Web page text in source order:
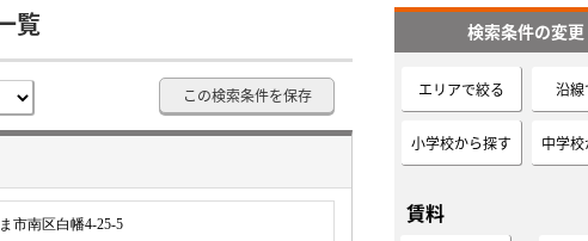
駐車場を探す お気に入り一覧 物件閲覧履歴
質問 不動産用語・賃貸用語集
空室対策 業界ニュース
よくある質問 マンションVS戸建て 賃貸vs持
相続 仲介手数料について
必要な書類 売却の流れ 高く売るポイント
約フォーム
様の声 街紹介 お問い合わせ 来店予約
方針
覧
この検索条件を保存
市南区白幡4-25-5
検索条件の変更
エリアで絞る 沿線
小学校から探す 中学
賃料